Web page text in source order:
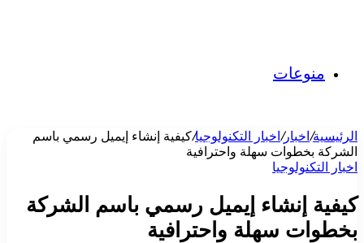
منوعات
الرئيسية/ اخبار/ اخبار التكنولوجيا/كيفية إنشاء إيميل رسمي باسم
الشركة بخطوات سهلة واحترافية
اخبار التكنولوجيا
كيفية إنشاء إيميل رسمي باسم الشركة
بخطوات سهلة واحترافية